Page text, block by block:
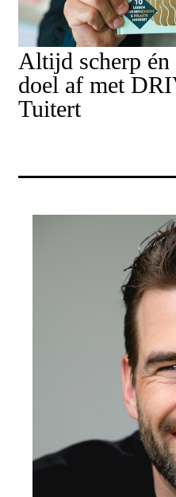
Altijd scherp én
doel af met
Tuitert